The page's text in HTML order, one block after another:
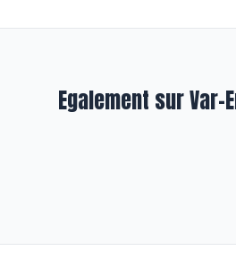
Egalement sur Var-